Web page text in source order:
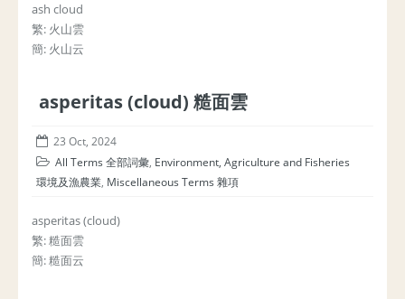
ash cloud
繁: 火山雲
簡: 火山云
asperitas (cloud) 糙面雲
23 Oct, 2024
All Terms 全部詞彙, Environment, Agriculture and Fisheries
環境及漁農業, Miscellaneous Terms 雜項
asperitas (cloud)
繁: 糙面雲
簡: 糙面云